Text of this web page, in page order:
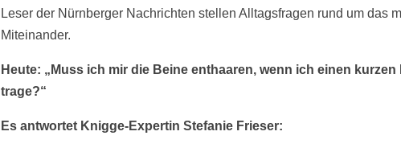
Leser der Nürnberger Nachrichten stellen Alltagsfragen rund um das
Miteinander.
Heute: „Muss ich mir die Beine enthaaren, wenn ich einen
trage?“
Es antwortet Knigge-Expertin Stefanie Frieser: